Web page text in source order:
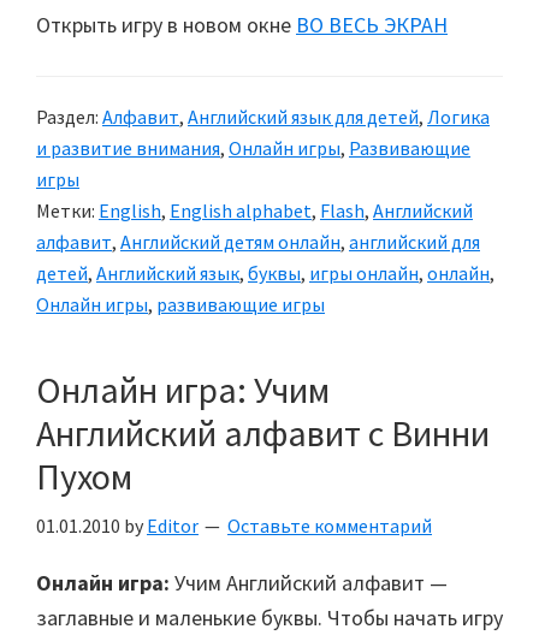
Открыть игру в новом окне ВО ВЕСЬ ЭКРАН
Раздел: Алфавит, Английский язык для детей, Логика
и развитие внимания, Онлайн игры, Развивающие
игры
Метки: English, English alphabet, Flash, Английский
алфавит, Английский детям онлайн, английский для
детей, Английский язык, буквы, игры онлайн, онлайн,
Онлайн игры, развивающие игры
Онлайн игра: Учим
Английский алфавит с Винни
Пухом
01.01.2010 by Editor Оставьте комментарий
Онлайн игра: Учим Английский алфавит —
заглавные и маленькие буквы. Чтобы начать игру